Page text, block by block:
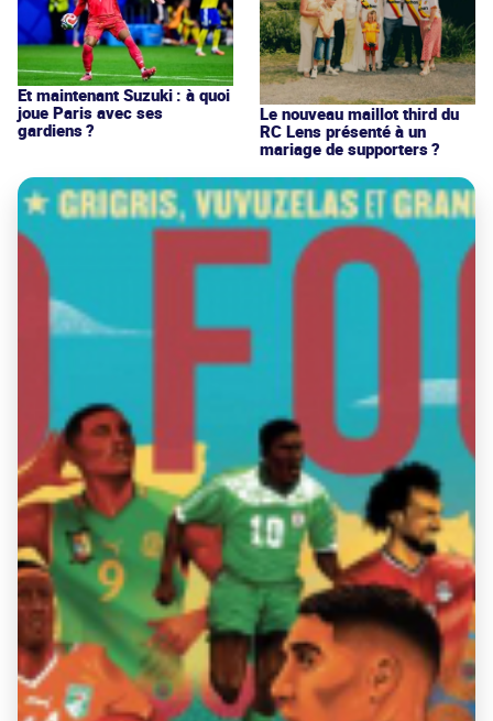
Et maintenant Suzuki : à quoi
joue Paris avec ses
gardiens ?
Le nouveau maillot third du
RC Lens présenté à un
mariage de supporters ?